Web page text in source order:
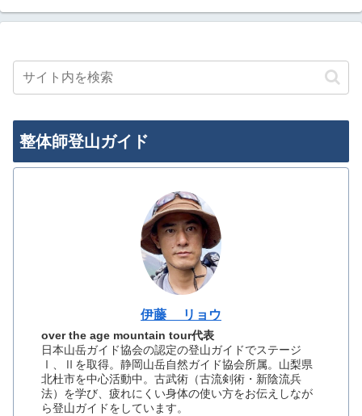
整体師登山ガイド
伊藤 リョウ
over the age mountain tour代表
日本山岳ガイド協会の認定の登山ガイドでステージ
Ⅰ、Ⅱを取得。静岡山岳自然ガイド協会所属。山梨県
北杜市を中心活動中。古武術（古流剣術・新陰流兵
法）を学び、疲れにくい身体の使い方をお伝えしなが
ら登山ガイドをしています。